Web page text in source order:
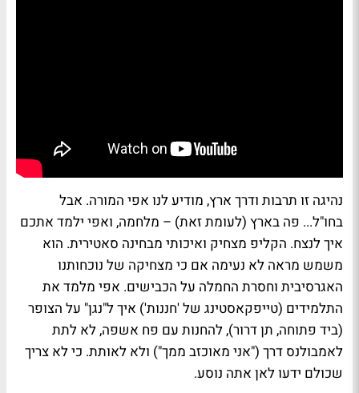
נהיגה זו תרבות ודרך ארץ, מודיע לנו אפי המורה. אבל
בחו"ל... פה בארץ (לעומת זאת) – מלחמה, ואפי ילמד אתכם
איך לנצח. הקליפ מצחיק ואיכותי מבחינה סאטירית. הוא
משמש מראה לא נעימה אם כי מצחיקה של נוכחותנו
האגרסיבית וחסרת החמלה על הכבישים. אפי מלמד את
התלמידים (טייפקאסטינג של 'חננות') איך ל"נגן" על הצופר
(ביד פתוחה, תן דרור), להחנות עם פח אשפה, לא לתת
לאמבולנס דרך ("אני מאוכזב ממך") ולא לאותת. כי לא צריך
שכולם ידעו לאן אתה נוסע.